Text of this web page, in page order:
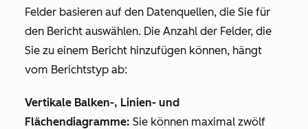
Felder basieren auf den Datenquellen, die Sie für
den Bericht auswählen. Die Anzahl der Felder, die
Sie zu einem Bericht hinzufügen können, hängt
vom Berichtstyp ab:
Vertikale Balken-, Linien- und
Flächendiagramme: Sie können maximal zwölf